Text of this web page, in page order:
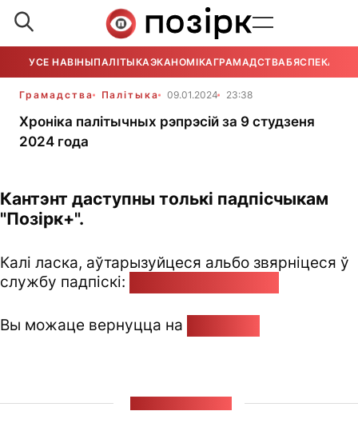
УСЕ НАВІНЫПАЛІТЫКАЭКАНОМІКАГРАМАДСТВАБЯСПЕКА
Грамадства Палітыка 09.01.2024 23:38
Хроніка палітычных рэпрэсій за 9 студзеня
2024 года
Кантэнт даступны толькі падпісчыкам
"Позірк+".
Калі ласка, аўтарызуйцеся альбо звярніцеся ў
службу падпіскі:
Вы можаце вернуцца на